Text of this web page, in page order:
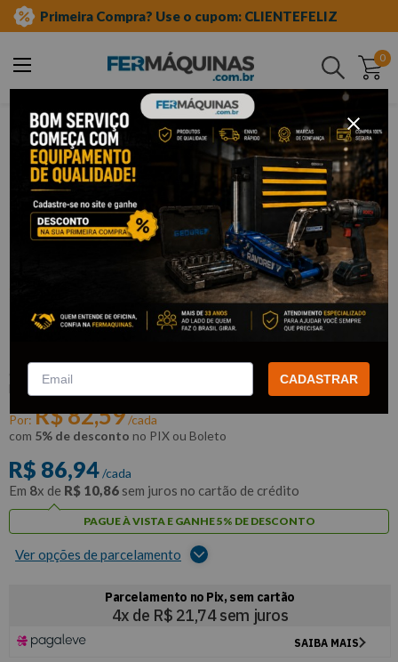
Primeira Compra? Use o cupom: CLIENTEFELIZ
0
Buscar
ferramentas manuais
chave de fenda e phillips
Chave de fenda e phillips jogo 6 peças -
BRASFORT 7029
F7029
BRASFORT
Por: R$82,59/cada
com 5% de desconto no PIX ou Boleto
R$ 86,94/cada
Em 8x de R$ 10,86 sem juros no cartão de crédito
PAGUE À VISTA E GANHE 5% DE DESCONTO
Ver opções de parcelamento
CADASTRAR